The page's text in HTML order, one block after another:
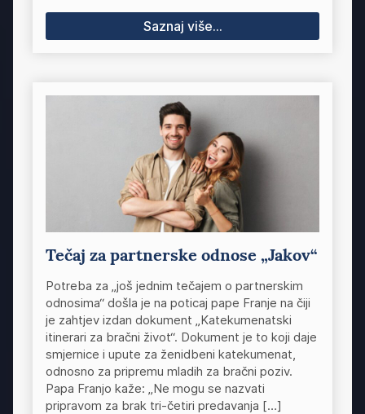
Saznaj više...
Tečaj za partnerske odnose „Jakov“
Potreba za „još jednim tečajem o partnerskim
odnosima“ došla je na poticaj pape Franje na čiji
je zahtjev izdan dokument „Katekumenatski
itinerari za bračni život“. Dokument je to koji daje
smjernice i upute za ženidbeni katekumenat,
odnosno za pripremu mladih za bračni poziv.
Papa Franjo kaže: „Ne mogu se nazvati
pripravom za brak tri-četiri predavanja […]